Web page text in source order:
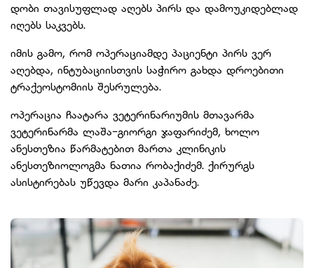
დობი თავისუფლად აღებს პირს და დამოუკიდებლად
იღებს საკვებს.
იმის გამო, რომ ოპერაციამდე პაციენტი პირს ვერ
აღებდა, ინტუბაციისთვის საჭირო გახდა დროებითი
ტრაქეოსტომიის შესრულება.
ოპერაცია ჩაატარა ვეტერინარიუმის მთავარმა
ვეტერინარმა ლაშა-გიორგი ჯაფარიძემ, ხოლო
ანესთეზია წარმატებით მართა კლინიკის
ანესთეზიოლოგმა ნათია რობაქიძემ. ქირურგს
ასისტირებას უწევდა მარი კაპანაძე.